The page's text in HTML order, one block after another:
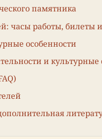
памятника
часы работы, билеты
особенности
и культурные